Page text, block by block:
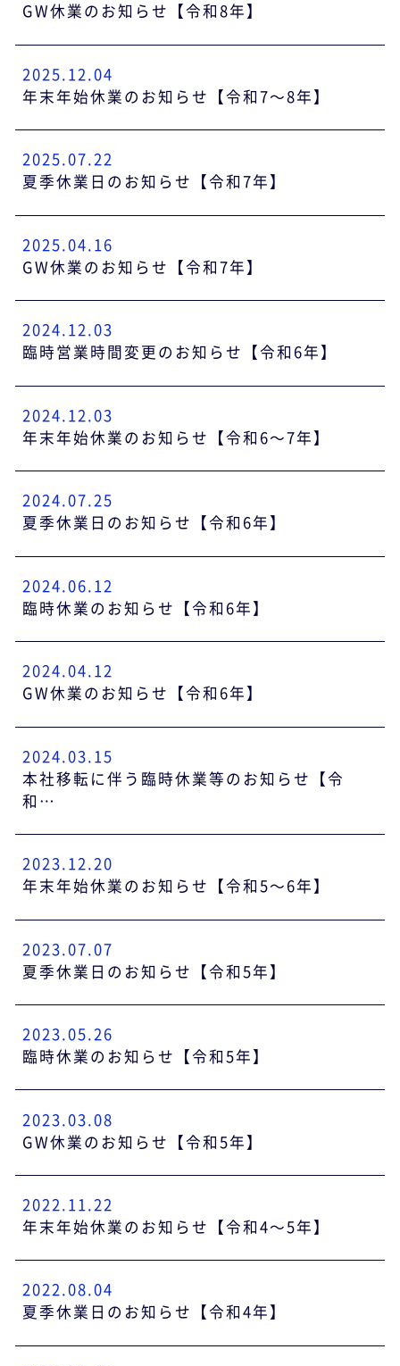
GW休業のお知らせ【令和8年】
2025.12.04
年末年始休業のお知らせ【令和7～8年】
2025.07.22
夏季休業日のお知らせ【令和7年】
2025.04.16
GW休業のお知らせ【令和7年】
2024.12.03
臨時営業時間変更のお知らせ【令和6年】
2024.12.03
年末年始休業のお知らせ【令和6～7年】
2024.07.25
夏季休業日のお知らせ【令和6年】
2024.06.12
臨時休業のお知らせ【令和6年】
2024.04.12
GW休業のお知らせ【令和6年】
2024.03.15
本社移転に伴う臨時休業等のお知らせ【令
和…
2023.12.20
年末年始休業のお知らせ【令和5～6年】
2023.07.07
夏季休業日のお知らせ【令和5年】
2023.05.26
臨時休業のお知らせ【令和5年】
2023.03.08
GW休業のお知らせ【令和5年】
2022.11.22
年末年始休業のお知らせ【令和4～5年】
2022.08.04
夏季休業日のお知らせ【令和4年】